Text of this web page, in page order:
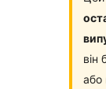
він
або